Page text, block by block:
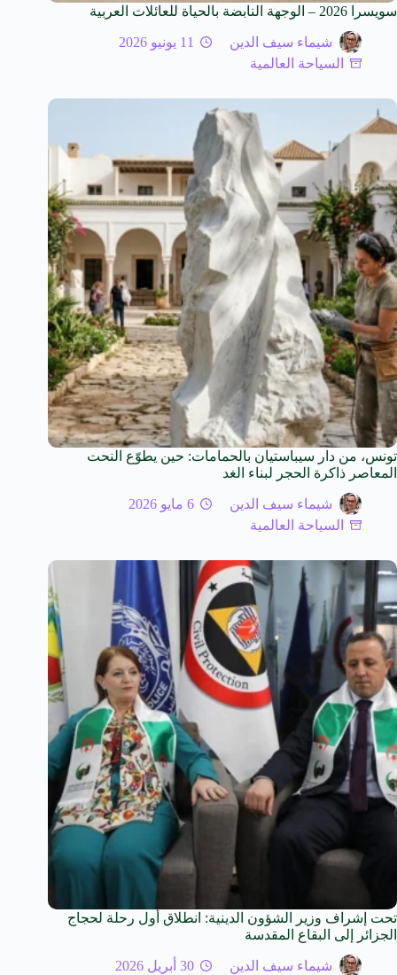
سويسرا 2026 – الوجهة النابضة بالحياة للعائلات العربية
شيماء سيف الدين
11 يونيو 2026
السياحة العالمية
تونس، من دار سيباستيان بالحمامات: حين يطوّع النحت
المعاصر ذاكرة الحجر لبناء الغد
شيماء سيف الدين
6 مايو 2026
السياحة العالمية
تحت إشراف وزير الشؤون الدينية: انطلاق أول رحلة لحجاج
الجزائر إلى البقاع المقدسة
شيماء سيف الدين
30 أبريل 2026